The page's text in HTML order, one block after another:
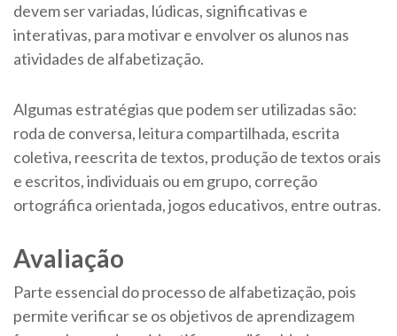
devem ser variadas, lúdicas, significativas e
interativas, para motivar e envolver os alunos nas
atividades de alfabetização.
Algumas estratégias que podem ser utilizadas são:
roda de conversa, leitura compartilhada, escrita
coletiva, reescrita de textos, produção de textos orais
e escritos, individuais ou em grupo, correção
ortográfica orientada, jogos educativos, entre outras.
Avaliação
Parte essencial do processo de alfabetização, pois
permite verificar se os objetivos de aprendizagem